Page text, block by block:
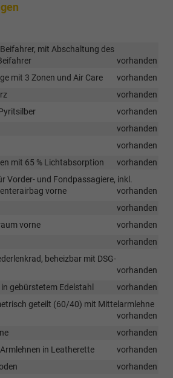
mit Abschaltung des
vorhanden
mit 3 Zonen und Air Care
vorhanden
vorhanden
vorhanden
vorhanden
vorhanden
mit 65 % Lichtabsorption
vorhanden
Vorder- und Fondpassagiere, inkl.
vorne
vorhanden
vorhanden
vorne
vorhanden
vorhanden
beheizbar mit DSG-
vorhanden
gebürstetem Edelstahl
vorhanden
geteilt (60/40) mit Mittelarmlehne
vorhanden
vorhanden
in Leatherette
vorhanden
vorhanden